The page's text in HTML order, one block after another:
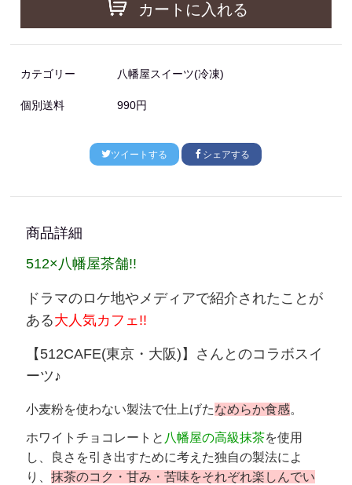
カートに入れる
カテゴリー 八幡屋スイーツ(冷凍)
個別送料 990円
ツイートする シェアする
商品詳細
512×八幡屋茶舗!!
ドラマのロケ地やメディアで紹介されたことが
ある大人気カフェ!!
【512CAFE(東京・大阪)】さんとのコラボスイ
ーツ♪
小麦粉を使わない製法で仕上げたなめらか食感。
ホワイトチョコレートと 八幡屋の高級抹茶を使用
し、良さを引き出すために考えた独自の製法によ
り、抹茶のコク・甘み・苦味をそれぞれ楽しんでい